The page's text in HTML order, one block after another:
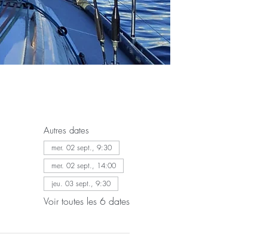
Autres dates
mer. 02 sept., 9:30
mer. 02 sept., 14:00
jeu. 03 sept., 9:30
Voir toutes les 6 dates